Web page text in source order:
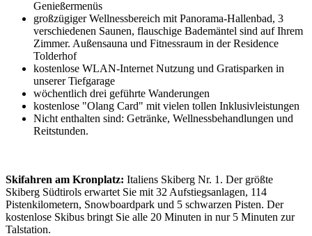
Genießermenüs
großzügiger Wellnessbereich mit Panorama-Hallenbad, 3
verschiedenen Saunen, flauschige Bademäntel sind auf Ihrem
Zimmer. Außensauna und Fitnessraum in der Residence
Tolderhof
kostenlose WLAN-Internet Nutzung und Gratisparken in
unserer Tiefgarage
wöchentlich drei geführte Wanderungen
kostenlose "Olang Card" mit vielen tollen Inklusivleistungen
Nicht enthalten sind: Getränke, Wellnessbehandlungen und
Reitstunden.
Skifahren am Kronplatz: Italiens Skiberg Nr. 1. Der größte
Skiberg Südtirols erwartet Sie mit 32 Aufstiegsanlagen, 114
Pistenkilometern, Snowboardpark und 5 schwarzen Pisten. Der
kostenlose Skibus bringt Sie alle 20 Minuten in nur 5 Minuten zur
Talstation.